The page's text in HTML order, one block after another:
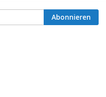
Abonnieren